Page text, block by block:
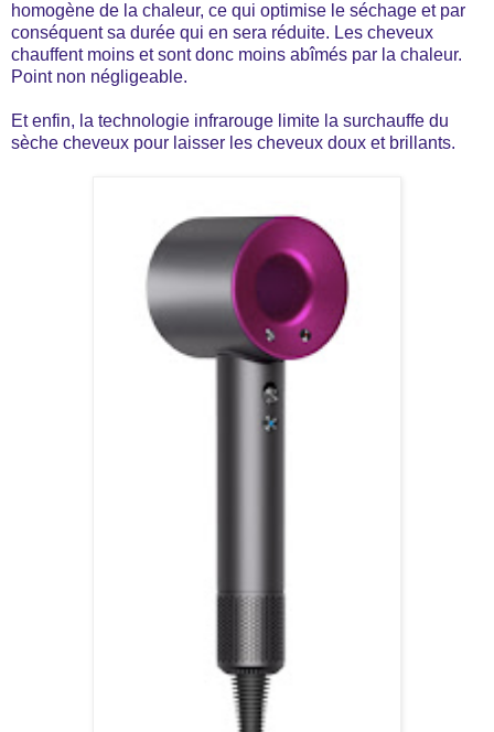
homogène de la chaleur, ce qui optimise le séchage et par
conséquent sa durée qui en sera réduite. Les cheveux
chauffent moins et sont donc moins abîmés par la chaleur.
Point non négligeable.
Et enfin, la technologie infrarouge limite la surchauffe du
sèche cheveux pour laisser les cheveux doux et brillants.